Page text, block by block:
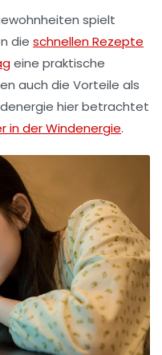
spielt
die schnellen Rezepte
eine praktische
auch die Vorteile als
hier betrachtet
in der Windenergie.